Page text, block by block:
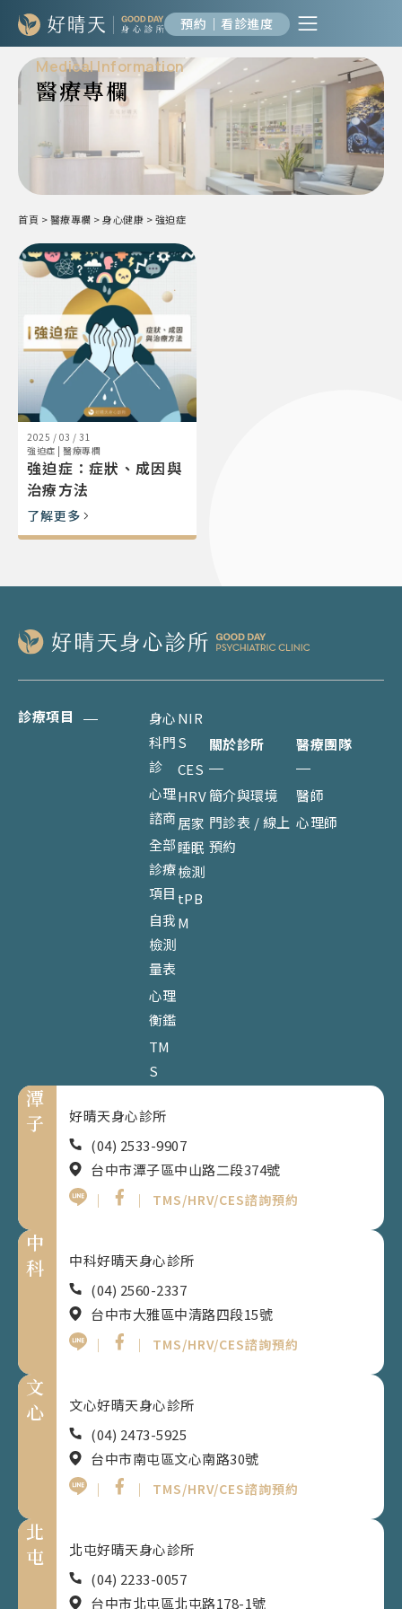
預約｜看診進度
Medical Information
醫療專欄
首頁 >醫療專欄 >身心健康 >強迫症
2025 / 03 / 31
強迫症 | 醫療專欄
強迫症：症狀、成因與
治療方法
了解更多
診療項目
身心
科門
診
心理
諮商
全部
診療
項目
自我
檢測
量表
心理
衡鑑
TM
S
NIR
S
CES
HRV
居家
睡眠
檢測
tPB
M
關於診所
簡介與環境
門診表 / 線上
預約
醫療團隊
醫師
心理師
潭
子
好晴天身心診所
(04) 2533-9907
台中市潭子區中山路二段374號
｜
｜ TMS/HRV/CES諮詢預約
中
科
中科好晴天身心診所
(04) 2560-2337
台中市大雅區中清路四段15號
｜
｜ TMS/HRV/CES諮詢預約
文
心
文心好晴天身心診所
(04) 2473-5925
台中市南屯區文心南路30號
｜
｜ TMS/HRV/CES諮詢預約
北
屯
北屯好晴天身心診所
(04) 2233-0057
台中市北屯區北屯路178-1號